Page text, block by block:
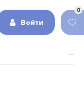
0
Войти